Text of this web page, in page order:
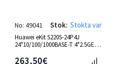
No: 49041 Stok: Stokta var
Huawei eKit S220S-24P4J
24*10/100/1000BASE-T 4*2.5GE
263,50€